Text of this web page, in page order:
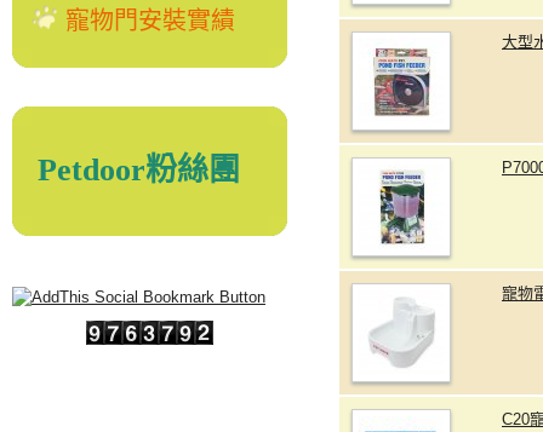
寵物門安裝實績
Petdoor粉絲團
大型
寵物
C20